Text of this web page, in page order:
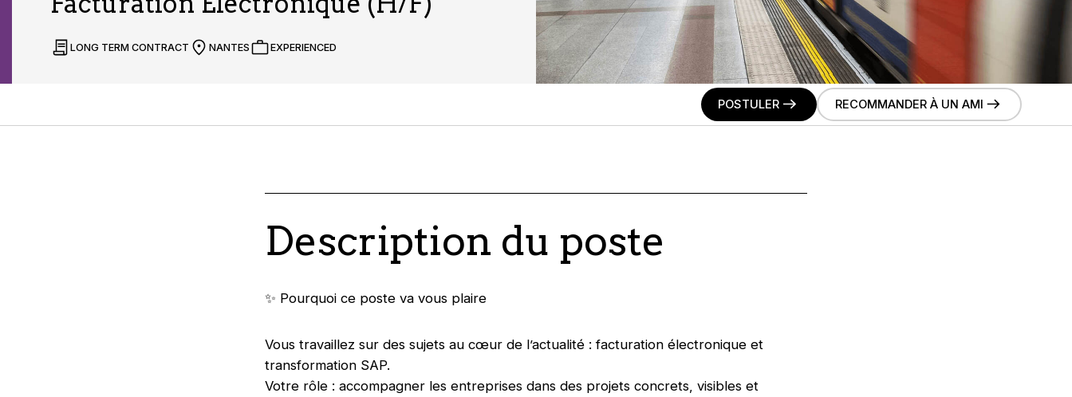
LONG TERM CONTRACT NANTES EXPERIENCED
POSTULER RECOMMANDER À UN AMI
Description du poste
✨ Pourquoi ce poste va vous plaire
Vous travaillez sur des sujets au cœur de l’actualité : facturation électronique et
transformation SAP.
Votre rôle : accompagner les entreprises dans des projets concrets, visibles et